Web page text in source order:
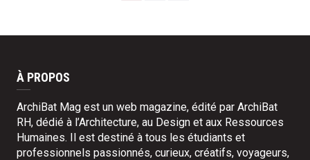
À PROPOS
ArchiBat Mag est un web magazine, édité par ArchiBat
RH, dédié à l’Architecture, au Design et aux Ressources
Humaines. Il est destiné à tous les étudiants et
professionnels passionnés, curieux, créatifs, voyageurs,